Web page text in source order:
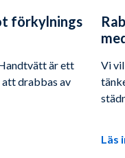
förkylnings
är ett
drabbas av
Vi
Läs